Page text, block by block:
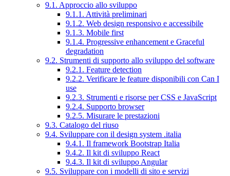
9.1. Approccio allo sviluppo
9.1.1. Attività preliminari
9.1.2. Web design responsivo e accessibile
9.1.3. Mobile first
9.1.4. Progressive enhancement e Graceful
degradation
9.2. Strumenti di supporto allo sviluppo del software
9.2.1. Feature detection
9.2.2. Verificare le feature disponibili con Can I
use
9.2.3. Strumenti e risorse per CSS e JavaScript
9.2.4. Supporto browser
9.2.5. Misurare le prestazioni
9.3. Catalogo del riuso
9.4. Sviluppare con il design system .italia
9.4.1. Il framework Bootstrap Italia
9.4.2. Il kit di sviluppo React
9.4.3. Il kit di sviluppo Angular
9.5. Sviluppare con i modelli di sito e servizi